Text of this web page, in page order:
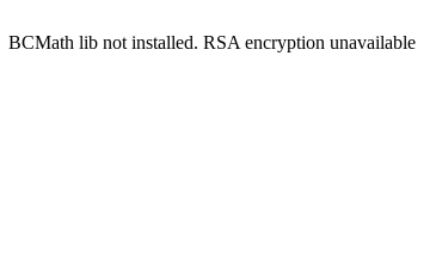
BCMath lib not installed. RSA encryption unavailable